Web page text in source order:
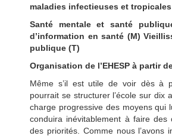
maladies infectieuses et tropicales
Santé mentale et santé
d’information en santé (M)
publique (T)
Organisation de l’EHESP à partir
Même s’il est utile de voir dès à
pourrait se structurer l’école sur dix
charge progressive des moyens qui
conduira inévitablement à faire
des priorités. Comme nous l’avons